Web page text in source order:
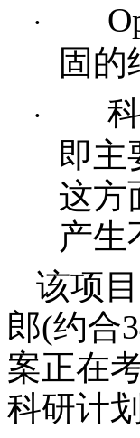
·
固的
·
即主
这方
产生
该项
郎(约合
案正在
科研计